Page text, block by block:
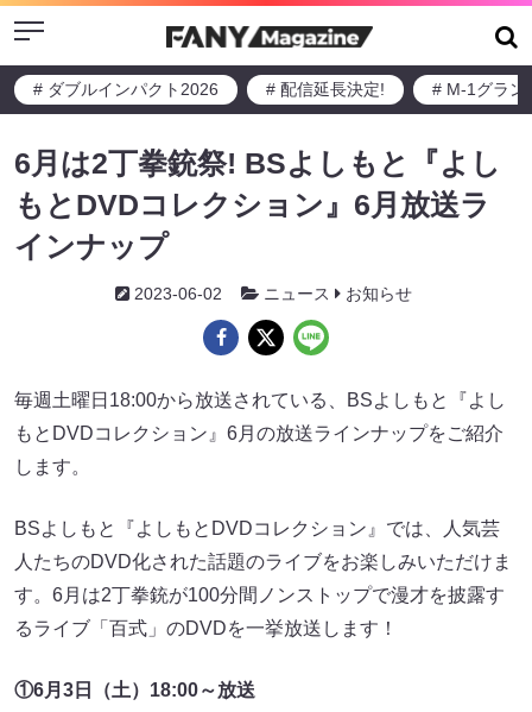
Menu
# ダブルインパクト2026 # 配信延長決定! # M-1グラン
6月は2丁拳銃祭! BSよしもと『よし
もとDVDコレクション』6月放送ラ
インナップ
2023-06-02 ニュース お知らせ
毎週土曜日18:00から放送されている、BSよしもと『よし
もとDVDコレクション』6月の放送ラインナップをご紹介
します。
BSよしもと『よしもとDVDコレクション』では、人気芸
人たちのDVD化された話題のライブをお楽しみいただけま
す。6月は2丁拳銃が100分間ノンストップで漫才を披露す
るライブ「百式」のDVDを一挙放送します！
①6月3日（土）18:00～放送